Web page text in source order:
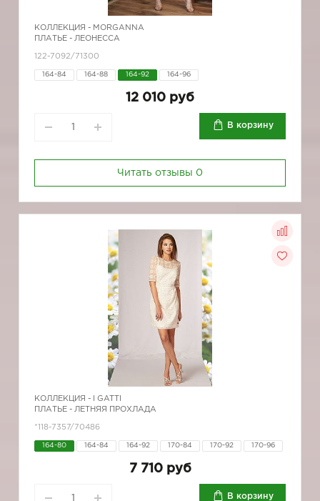
КОЛЛЕКЦИЯ - MORGANNA
ПЛАТЬЕ - ЛЕОНЕССА
122-7092/71300
164-84 164-88 164-92 164-96
12 010 руб
В корзину
Читать отзывы 0
КОЛЛЕКЦИЯ -
I GATTI
ПЛАТЬЕ - ЛЕТНЯЯ ПРОХЛАДА
*118-7357/70486
164-80 164-84 164-92 170-84 170-92 170-96
7 710 руб
В корзину